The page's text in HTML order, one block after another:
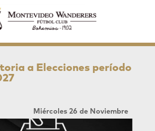
a Elecciones período
Miércoles 26 de Noviembre